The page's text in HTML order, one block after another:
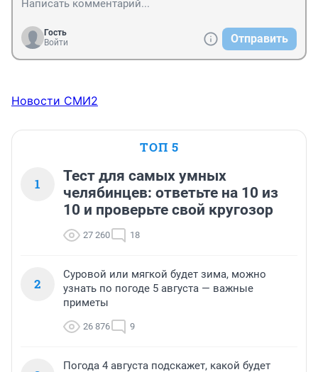
Гость
Войти
Отправить
Новости СМИ2
ТОП 5
1
Тест для самых умных
челябинцев: ответьте на 10 из
10 и проверьте свой кругозор
27 260 18
2
Суровой или мягкой будет зима, можно
узнать по погоде 5 августа — важные
приметы
26 876 9
Погода 4 августа подскажет, какой будет